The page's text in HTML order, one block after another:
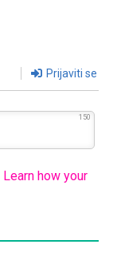
Prijaviti se
150
Learn how your